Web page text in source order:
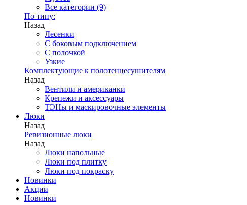
Все категории (9)
По типу:
Назад
Лесенки
С боковым подключением
С полочкой
Узкие
Комплектующие к полотенцесушителям
Назад
Вентили и американки
Крепежи и аксессуары
ТЭНы и маскировочные элементы
Люки
Назад
Ревизионные люки
Назад
Люки напольные
Люки под плитку
Люки под покраску
Новинки
Акции
Новинки